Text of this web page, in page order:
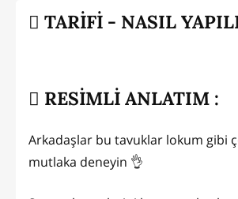
TARİFİ - NASIL
RESİMLİ ANLATIM :
Arkadaşlar bu tavuklar lokum gibi
mutlaka deneyin 👌